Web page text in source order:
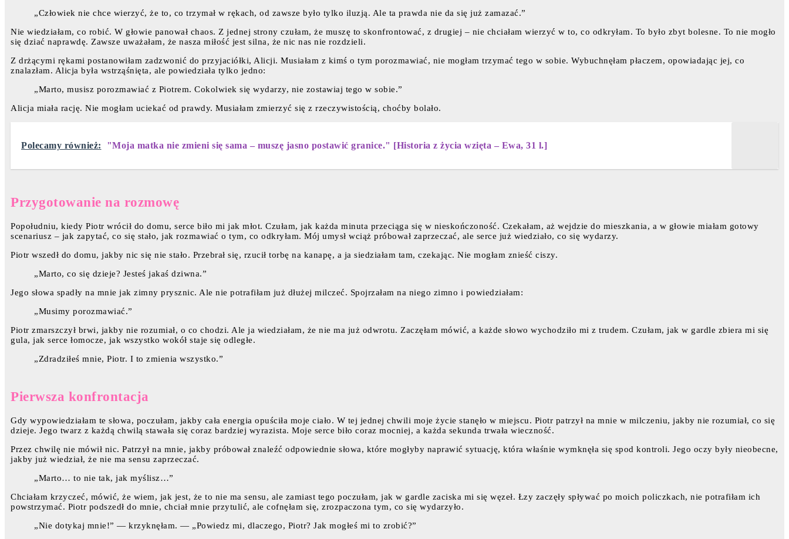
„Człowiek nie chce wierzyć, że to, co trzymał w rękach, od zawsze było tylko iluzją. Ale ta prawda nie da się już zamazać.”
Nie wiedziałam, co robić. W głowie panował chaos. Z jednej strony czułam, że muszę to skonfrontować, z drugiej – nie chciałam wierzyć w to, co odkryłam. To było zbyt bolesne. To nie mogło
się dziać naprawdę. Zawsze uważałam, że nasza miłość jest silna, że nic nas nie rozdzieli.
Z drżącymi rękami postanowiłam zadzwonić do przyjaciółki, Alicji. Musiałam z kimś o tym porozmawiać, nie mogłam trzymać tego w sobie. Wybuchnęłam płaczem, opowiadając jej, co
znalazłam. Alicja była wstrząśnięta, ale powiedziała tylko jedno:
„Marto, musisz porozmawiać z Piotrem. Cokolwiek się wydarzy, nie zostawiaj tego w sobie.”
Alicja miała rację. Nie mogłam uciekać od prawdy. Musiałam zmierzyć się z rzeczywistością, choćby bolało.
Polecamy również: "Moja matka nie zmieni się sama – muszę jasno postawić granice." [Historia z życia wzięta – Ewa, 31 l.]
Przygotowanie na rozmowę
Popołudniu, kiedy Piotr wrócił do domu, serce biło mi jak młot. Czułam, jak każda minuta przeciąga się w nieskończoność. Czekałam, aż wejdzie do mieszkania, a w głowie miałam gotowy
scenariusz – jak zapytać, co się stało, jak rozmawiać o tym, co odkryłam. Mój umysł wciąż próbował zaprzeczać, ale serce już wiedziało, co się wydarzy.
Piotr wszedł do domu, jakby nic się nie stało. Przebrał się, rzucił torbę na kanapę, a ja siedziałam tam, czekając. Nie mogłam znieść ciszy.
„Marto, co się dzieje? Jesteś jakaś dziwna.”
Jego słowa spadły na mnie jak zimny prysznic. Ale nie potrafiłam już dłużej milczeć. Spojrzałam na niego zimno i powiedziałam:
„Musimy porozmawiać.”
Piotr zmarszczył brwi, jakby nie rozumiał, o co chodzi. Ale ja wiedziałam, że nie ma już odwrotu. Zaczęłam mówić, a każde słowo wychodziło mi z trudem. Czułam, jak w gardle zbiera mi się
gula, jak serce łomocze, jak wszystko wokół staje się odległe.
„Zdradziłeś mnie, Piotr. I to zmienia wszystko.”
Pierwsza konfrontacja
Gdy wypowiedziałam te słowa, poczułam, jakby cała energia opuściła moje ciało. W tej jednej chwili moje życie stanęło w miejscu. Piotr patrzył na mnie w milczeniu, jakby nie rozumiał, co się
dzieje. Jego twarz z każdą chwilą stawała się coraz bardziej wyrazista. Moje serce biło coraz mocniej, a każda sekunda trwała wieczność.
Przez chwilę nie mówił nic. Patrzył na mnie, jakby próbował znaleźć odpowiednie słowa, które mogłyby naprawić sytuację, która właśnie wymknęła się spod kontroli. Jego oczy były nieobecne,
jakby już wiedział, że nie ma sensu zaprzeczać.
„Marto… to nie tak, jak myślisz…”
Chciałam krzyczeć, mówić, że wiem, jak jest, że to nie ma sensu, ale zamiast tego poczułam, jak w gardle zaciska mi się węzeł. Łzy zaczęły spływać po moich policzkach, nie potrafiłam ich
powstrzymać. Piotr podszedł do mnie, chciał mnie przytulić, ale cofnęłam się, zrozpaczona tym, co się wydarzyło.
„Nie dotykaj mnie!” — krzyknęłam. — „Powiedz mi, dlaczego, Piotr? Jak mogłeś mi to zrobić?”